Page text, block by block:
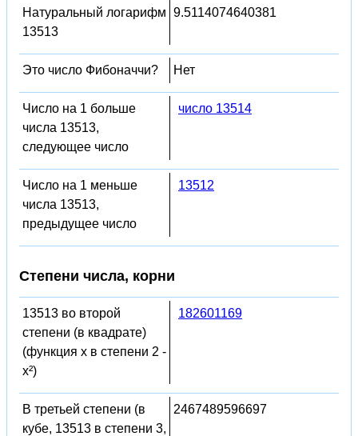
Натуральный логарифм
13513
9.5114074640381
Это число Фибоначчи? Нет
Число на 1 больше
числа 13513,
следующее число
число 13514
Число на 1 меньше
числа 13513,
предыдущее число
13512
Степени числа, корни
13513 во второй
степени (в квадрате)
(функция x в степени 2 -
x²)
182601169
В третьей степени (в
кубе, 13513 в степени 3,
2467489596697